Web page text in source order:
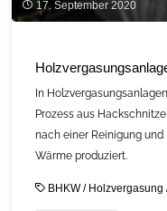
17. September 2020
In
Prozess aus
nach einer Reinigung
Wärme produziert.
BHKW/ Holzvergasung